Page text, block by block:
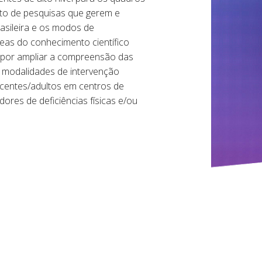
de pesquisas que gerem e
e os modos de
do conhecimento científico
ampliar a compreensão das
de intervenção
adultos em centros de
de deficiências físicas e/ou